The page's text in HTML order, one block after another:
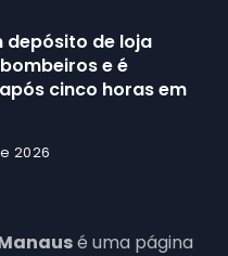
depósito de loja
e é
cinco horas em
2026
é uma página